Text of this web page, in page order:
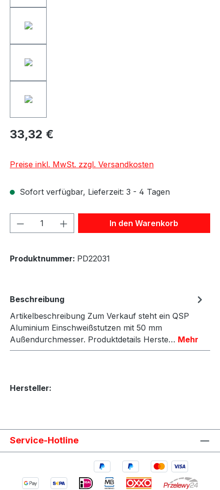
33,32 €
Preise inkl. MwSt. zzgl. Versandkosten
Sofort verfügbar, Lieferzeit: 3 - 4 Tagen
Produkt Anzahl: Gib denIn den Warenkorb
Produktnummer: PD22031
Beschreibung
Artikelbeschreibung Zum Verkauf steht ein QSP
Aluminium Einschweißstutzen mit 50 mm
Außendurchmesser. Produktdetails Herste… Mehr
Hersteller:
Service-Hotline